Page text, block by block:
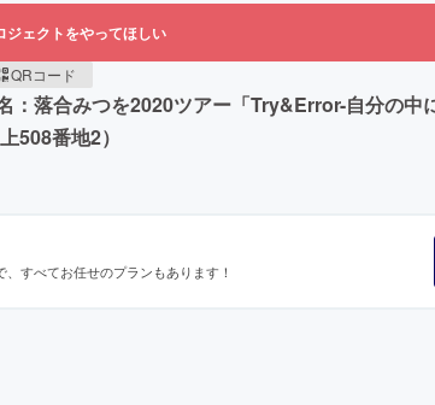
ジェクトをやってほしい
QRコード
落合みつを2020ツアー「Try&Error-自分の中
508番地2）
すべてお任せのプランもあります！